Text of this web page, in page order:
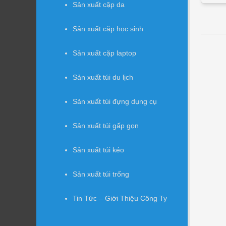
Sản xuất cặp da
Sản xuất cặp học sinh
Sản xuất cặp laptop
Sản xuất túi du lịch
Sản xuất túi đựng dụng cụ
Sản xuất túi gấp gọn
Sản xuất túi kéo
Sản xuất túi trống
Tin Tức – Giới Thiệu Công Ty